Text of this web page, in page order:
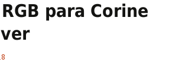
para Corine